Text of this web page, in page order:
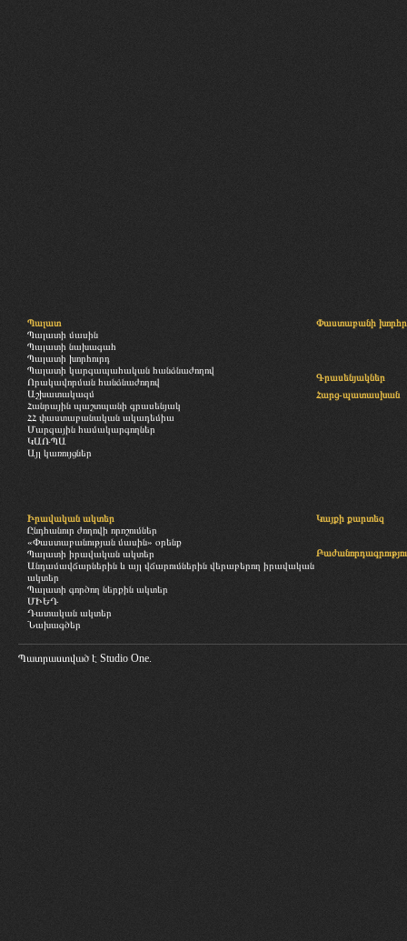
Պալատ
Պալատի մասին
Պալատի նախագահ
Պալատի խորհուրդ
Պալատի կարգապահական հանձնաժողով
Որակավորման հանձնաժողով
Աշխատակազմ
Հանրային պաշտպանի գրասենյակ
ՀՀ փաստաբանական ակադեմիա
Մարզային համակարգողներ
ԿԱՌՊԱ
Այլ կառույցներ
Փաստաբանի
Գրասենյակներ
Հարց-պատասխան
Իրավական ակտեր
Ընդհանուր ժողովի որոշումներ
«Փաստաբանության մասին» օրենք
Պալատի իրավական ակտեր
Անդամավճարներին և այլ վճարումներին վերաբերող իրավական
ակտեր
Պալատի գործող ներքին ակտեր
ՄԻԵԴ
Դատական ակտեր
Նախագծեր
Կայքի քարտեզ
Պատրաստված է Studio One.